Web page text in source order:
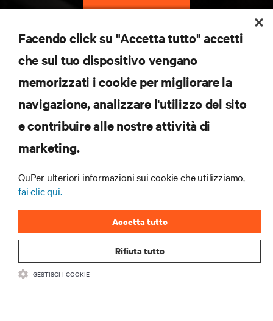
ISCRIVITI SUBITO
RISORSE
AZIENDA
Condizioni d'uso •
Facendo click su "Accetta tutto" accetti
che sul tuo dispositivo vengano
memorizzati i cookie per migliorare la
navigazione, analizzare l'utilizzo del sito
e contribuire alle nostre attività di
marketing.
QuPer ulteriori informazioni sui cookie che utilizziamo,
fai clic qui.
Rifiuta tutto
Accetta tutto
GESTISCI I COOKIE